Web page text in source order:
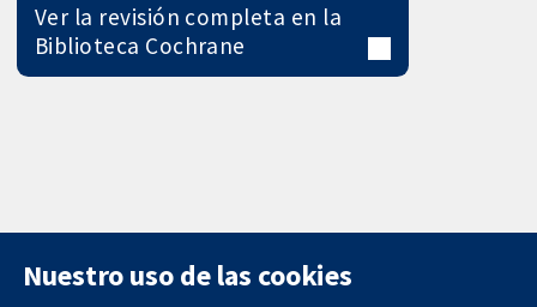
Ver la revisión completa en la
Biblioteca Cochrane
Nuestro uso de las cookies